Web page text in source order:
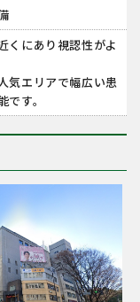
くにあり視認性がよ
気エリアで幅広い患
す。